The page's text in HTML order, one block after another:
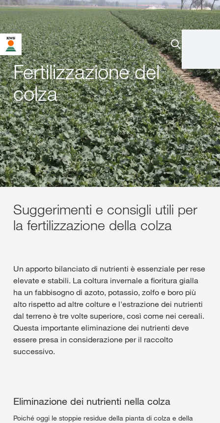
Fertilizzazione del
colza
Suggerimenti e consigli utili per
la fertilizzazione della colza
Un apporto bilanciato di nutrienti è essenziale per rese
elevate e stabili. La coltura invernale a fioritura gialla
ha un fabbisogno di azoto, potassio, zolfo e boro più
alto rispetto ad altre colture e l'estrazione dei nutrienti
dal terreno è tre volte superiore, così come nei cereali.
Questa importante eliminazione dei nutrienti deve
essere presa in considerazione per il raccolto
successivo.
Eliminazione dei nutrienti nella colza
Poiché oggi le stoppie residue della pianta di colza e della